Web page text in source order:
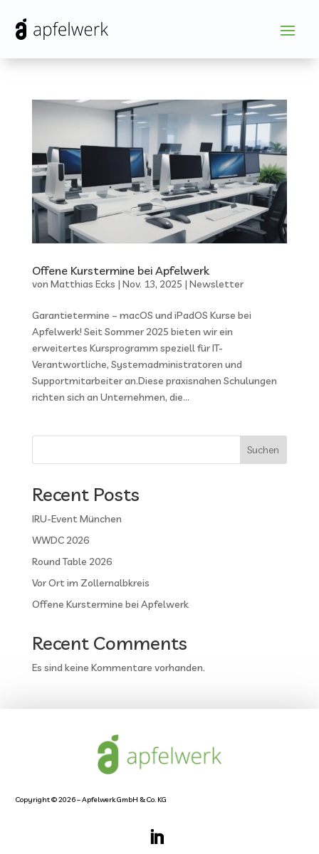
Offene Kurstermine bei Apfelwerk
von Matthias Ecks | Nov. 13, 2025 | Newsletter
Garantietermine – macOS und iPadOS Kurse bei
Apfelwerk! Seit Sommer 2025 bieten wir ein
erweitertes Kursprogramm speziell für IT-
Verantwortliche, Systemadministratoren und
Supportmitarbeiter an.Diese praxisnahen Schulungen
richten sich an Unternehmen, die...
Suchen
Recent Posts
IRU-Event München
WWDC 2026
Round Table 2026
Vor Ort im Zollernalbkreis
Offene Kurstermine bei Apfelwerk
Recent Comments
Es sind keine Kommentare vorhanden.
Copyright © 2026 – Apfelwerk GmbH & Co. KG